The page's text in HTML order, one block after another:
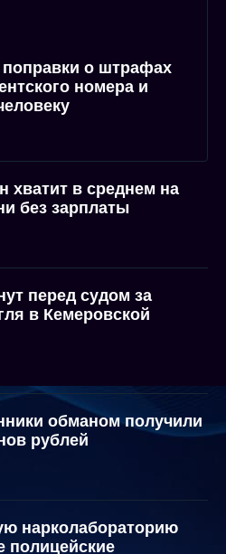
о штрафах
номера и
хватит в среднем на
без зарплаты
перед судом за
в Кемеровской
обманом получили
рублей
нарколабораторию
полицейские